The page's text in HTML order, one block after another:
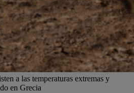
a las temperaturas extremas y
en Grecia